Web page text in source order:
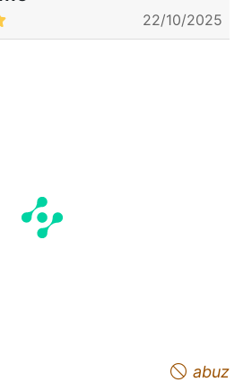
22/10/2025
not appreciate abuz